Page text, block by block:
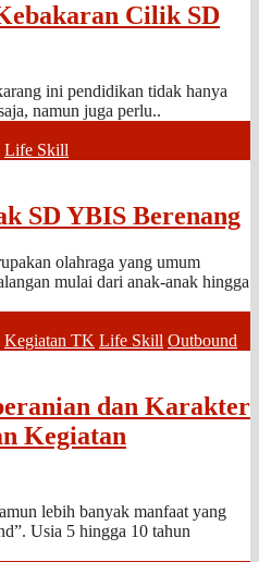
Cilik SD
ini pendidikan tidak hanya
namun juga perlu..
Life Skill
SD YBIS Berenang
olahraga yang umum
mulai dari anak-anak hingga
Kegiatan TK Life Skill Outbound
dan Karakter
Kegiatan
lebih banyak manfaat yang
Usia 5 hingga 10 tahun